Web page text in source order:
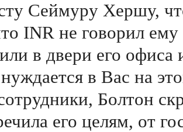
Сеймуру Хершу,
INR не говорил
в двери его
в Вас на
Болтон
его целям, от